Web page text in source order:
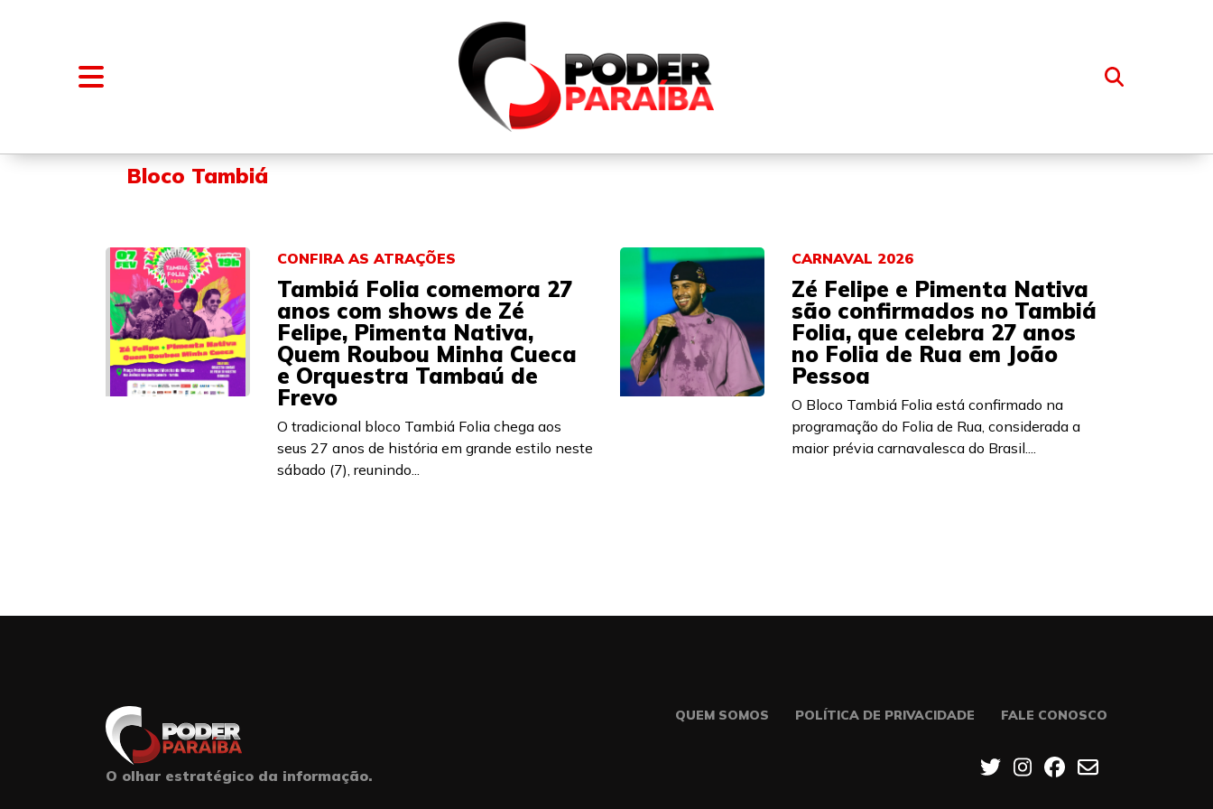
FALE CONOSCO
Bloco Tambiá
CONFIRA AS ATRAÇÕES
Tambiá Folia comemora 27
anos com shows de Zé
Felipe, Pimenta Nativa,
Quem Roubou Minha Cueca
e Orquestra Tambaú de
Frevo
O tradicional bloco Tambiá Folia chega aos
seus 27 anos de história em grande estilo neste
sábado (7), reunindo...
CARNAVAL 2026
Zé Felipe e Pimenta Nativa
são confirmados no Tambiá
Folia, que celebra 27 anos
no Folia de Rua em João
Pessoa
O Bloco Tambiá Folia está confirmado na
programação do Folia de Rua, considerada a
maior prévia carnavalesca do Brasil....
O olhar estratégico da informação.
QUEM SOMOS POLÍTICA DE PRIVACIDADE FALE CONOSCO